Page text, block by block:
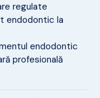
regulate
endodontic la
endodontic
profesională